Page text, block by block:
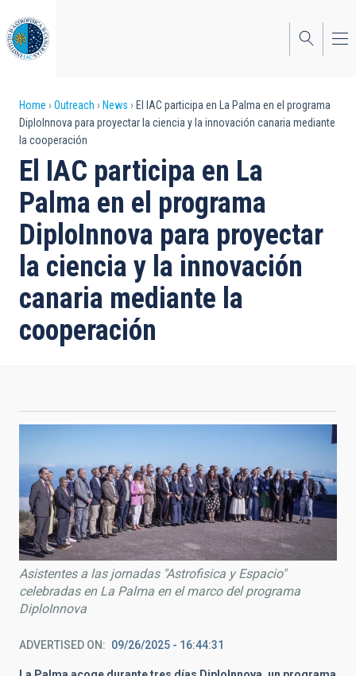
to
main
content
Breadcrumb
Home Outreach News
El IAC participa en La Palma en el programa
DiploInnova para proyectar la ciencia y la innovación canaria mediante
la cooperación
El IAC participa en La
Palma en el programa
DiploInnova para proyectar
la ciencia y la innovación
canaria mediante la
cooperación
Asistentes a las jornadas "Astrofisica y Espacio"
celebradas en La Palma en el marco del programa
DiploInnova
ADVERTISED ON 09/26/2025 - 16:44:31